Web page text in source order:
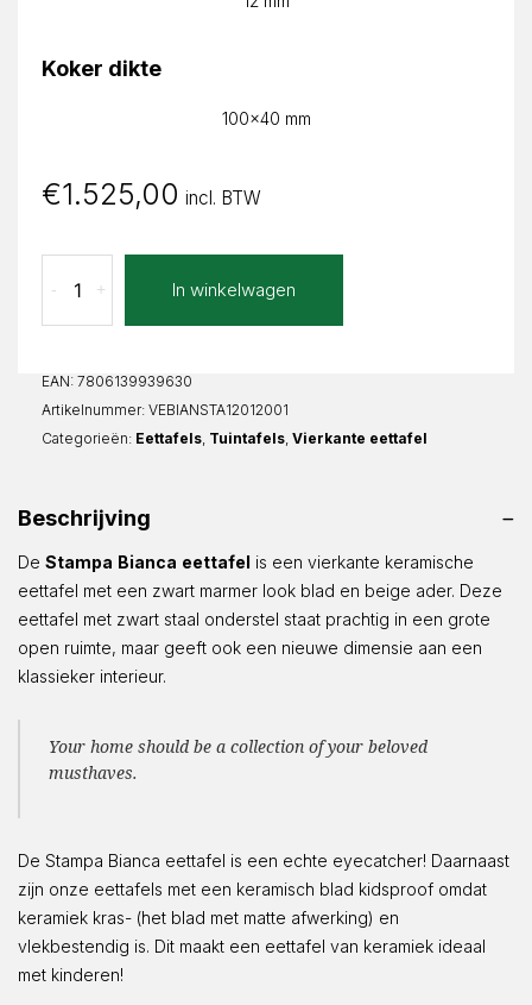
Koker dikte
100x40 mm
€1.525,00 incl. BTW
Bianca
Vierkant
+
- In winkelwagen
EAN: 7806139939630
Artikelnummer: VEBIANSTA12012001
Categorieën: Eettafels Tuintafels Vierkante eettafel
Beschrijving
De Stampa Bianca eettafel is een vierkante keramische
eettafel met een zwart marmer look blad en beige ader. Deze
eettafel met zwart staal onderstel staat prachtig in een grote
open ruimte, maar geeft ook een nieuwe dimensie aan een
klassieker interieur.
Your home should be a collection of your beloved
musthaves.
De Stampa Bianca eettafel is een echte eyecatcher! Daarnaast
zijn onze eettafels met een keramisch blad kidsproof omdat
keramiek kras- (het blad met matte afwerking) en
vlekbestendig is. Dit maakt een eettafel van keramiek ideaal
met kinderen!